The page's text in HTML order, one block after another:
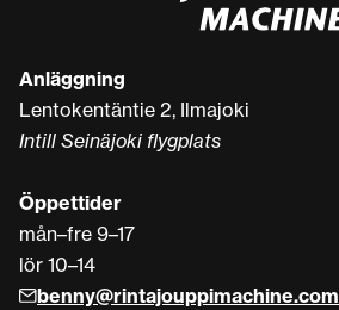
Anläggning
Lentokentäntie 2, Ilmajoki
Intill Seinäjoki flygplats
Öppettider
mån–fre 9–17
lör 10–14
benny@rintajouppimachine.com